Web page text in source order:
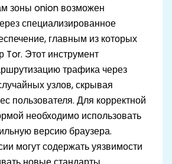
зоны onion возможен
специализированное
главным из которых
Tor. Этот инструмент
трафика через
узлов, скрывая
пользователя. Для корректной
необходимо использовать
версию браузера.
могут содержать уязвимости